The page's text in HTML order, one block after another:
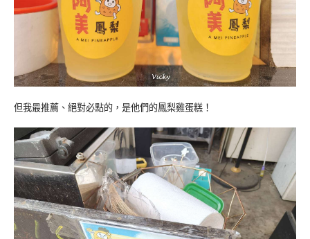
但我最推薦、絕對必點的，是他們的鳳梨雞蛋糕！